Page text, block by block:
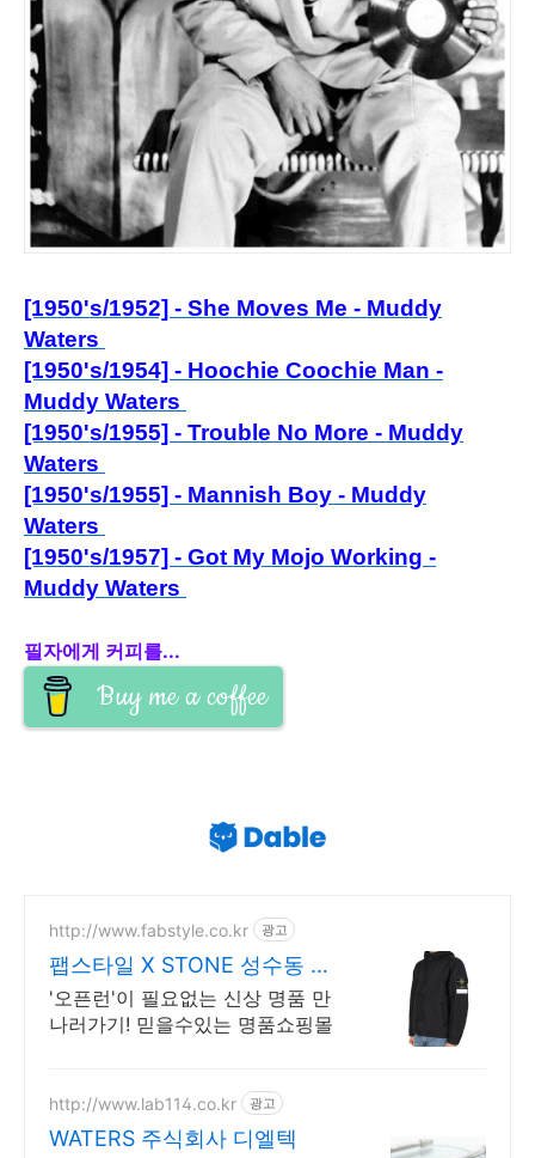
[1950's/1952] - She Moves Me - Muddy
Waters
[1950's/1954] - Hoochie Coochie Man -
Muddy Waters
[1950's/1955] - Trouble No More - Muddy
Waters
[1950's/1955] - Mannish Boy - Muddy
Waters
[1950's/1957] - Got My Mojo Working -
Muddy Waters
필자에게 커피를...
Buy me a coffee
http://www.fabstyle.co.kr 광고
팹스타일 X STONE 성수동 매
장
'오픈런'이 필요없는 신상 명품 만
나러가기! 믿을수있는 명품쇼핑몰
http://www.lab114.co.kr 광고
WATERS 주식회사 디엘텍